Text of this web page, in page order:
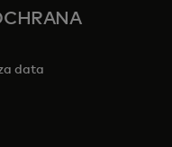
data